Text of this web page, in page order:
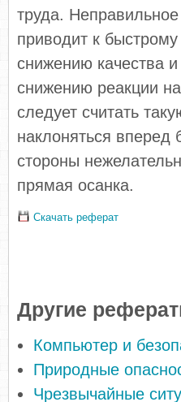
труда.
приводит к
снижению качества
снижению реакции
следует считать
наклоняться
стороны
прямая осанка.
Скачать реферат
Другие
Компьютер и
Природные
Чрезвычайные